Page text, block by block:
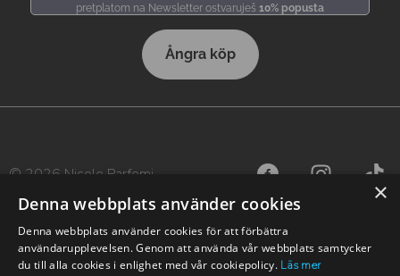
pretplatom na Newsletter ostvaruješ 10% popusta
Ångra köp
© 2026 Nicole Parfemi
×
Denna webbplats använder cookies
Denna webbplats använder cookies för att förbättra
användarupplevelsen. Genom att använda vår webbplats samtycker
du till alla cookies i enlighet med vår cookiepolicy. Läs mer